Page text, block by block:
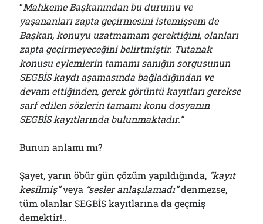
“Mahkeme Başkanından bu durumu ve
yaşananları zapta geçirmesini istemişsem de
Başkan, konuyu uzatmamam gerektiğini, olanları
zapta geçirmeyeceğini belirtmiştir. Tutanak
konusu eylemlerin tamamı sanığın sorgusunun
SEGBİS kaydı aşamasında bağladığından ve
devam ettiğinden, gerek görüntü kayıtları gerekse
sarf edilen sözlerin tamamı konu dosyanın
SEGBİS kayıtlarında bulunmaktadır.”
Bunun anlamı mı?
Şayet, yarın öbür gün çözüm yapıldığında, “kayıt
kesilmiş”veya “sesler anlaşılamadı”denmezse,
tüm olanlar SEGBİS kayıtlarına da geçmiş
demektir!..